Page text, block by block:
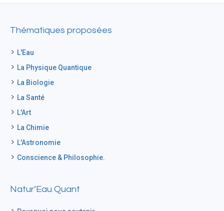
Thématiques proposées
L'Eau
La Physique Quantique
La Biologie
La Santé
L'Art
La Chimie
L'Astronomie
Conscience & Philosophie.
Natur’Eau Quant